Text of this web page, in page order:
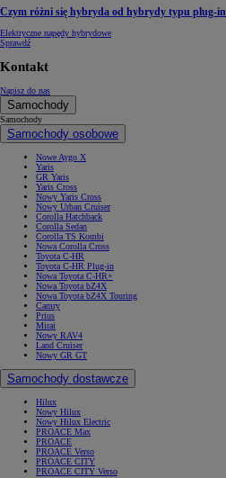
Czym różni się hybryda od hybrydy typu plug-in
Elektryczne napędy hybrydowe
Sprawdź
Kontakt
Napisz do nas
Samochody
Samochody
Samochody osobowe
Nowe Aygo X
Yaris
GR Yaris
Yaris Cross
Nowy Yaris Cross
Nowy Urban Cruiser
Corolla Hatchback
Corolla Sedan
Corolla TS Kombi
Nowa Corolla Cross
Toyota C-HR
Toyota C-HR Plug-in
Nowa Toyota C-HR+
Nowa Toyota bZ4X
Nowa Toyota bZ4X Touring
Camry
Prius
Mirai
Nowy RAV4
Land Cruiser
Nowy GR GT
Samochody dostawcze
Hilux
Nowy Hilux
Nowy Hilux Electric
PROACE Max
PROACE
PROACE Verso
PROACE CITY
PROACE CITY Verso